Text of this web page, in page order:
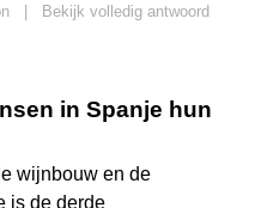
Bekijk volledig antwoord
in Spanje hun
wijnbouw en de
is de derde